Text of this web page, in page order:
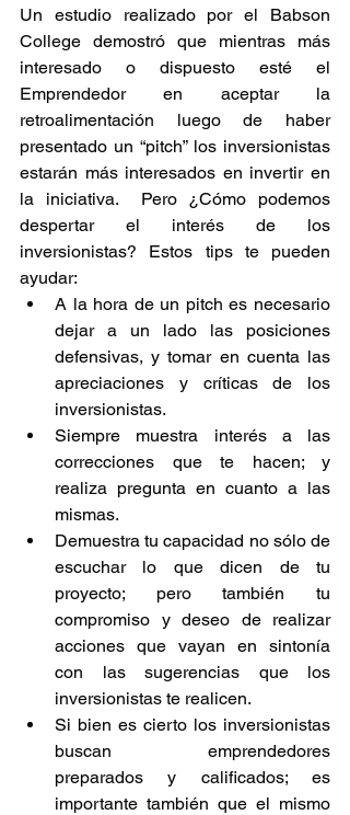
Un estudio realizado por el Babson
College demostró que mientras más
interesado o dispuesto esté el
Emprendedor en aceptar la
retroalimentación luego de haber
presentado un “pitch” los inversionistas
estarán más interesados en invertir en
la iniciativa.  Pero ¿Cómo podemos
despertar el interés de los
inversionistas? Estos tips te pueden
ayudar:
A la hora de un pitch es necesario
dejar a un lado las posiciones
defensivas, y tomar en cuenta las
apreciaciones y críticas de los
inversionistas.
Siempre muestra interés a las
correcciones que te hacen; y
realiza pregunta en cuanto a las
mismas.
Demuestra tu capacidad no sólo de
escuchar lo que dicen de tu
proyecto; pero también tu
compromiso y deseo de realizar
acciones que vayan en sintonía
con las sugerencias que los
inversionistas te realicen.
Si bien es cierto los inversionistas
buscan emprendedores
preparados y calificados; es
importante también que el mismo